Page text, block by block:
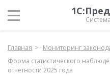
Главная Мониторинг
Форма статистического
отчетности 2025 года